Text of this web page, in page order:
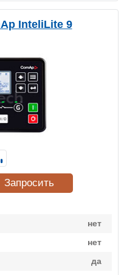
InteliLite 9
нет
нет
да
Запросить